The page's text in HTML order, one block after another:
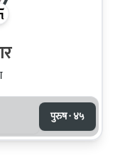
पुरुष · ४५